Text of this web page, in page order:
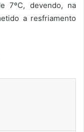
7ºC, devendo, na
a resfriamento